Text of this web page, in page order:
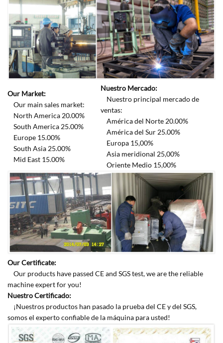
Our Market:
Our main sales market:
North America 20.00%
South America 25.00%
Europe 15.00%
South Asia 25.00%
Mid East 15.00%
Nuestro Mercado:
Nuestro principal mercado de
ventas:
América del Norte 20.00%
América del Sur 25.00%
Europa 15,00%
Asia meridional 25,00%
Oriente Medio 15,00%
Our Certificate:
Our products have passed CE and SGS test, we are the reliable
machine expert for you!
Nuestro Certificado:
¡Nuestros productos han pasado la prueba del CE y del SGS,
somos el experto confiable de la máquina para usted!